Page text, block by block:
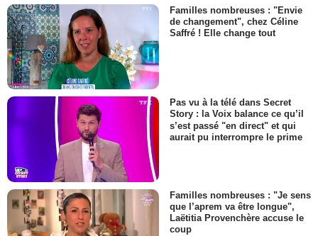
Familles nombreuses : "Envie
de changement", chez Céline
Saffré ! Elle change tout
Pas vu à la télé dans Secret
Story : la Voix balance ce qu’il
s’est passé "en direct" et qui
aurait pu interrompre le prime
Familles nombreuses : "Je sens
que l’aprem va être longue",
Laëtitia Provenchère accuse le
coup